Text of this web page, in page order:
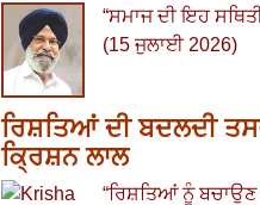
“ਸਮਾਜ ਦੀ ਇਹ
(15 ਜੁਲਾਈ 2026)
ਰਿਸ਼ਤਿਆਂ ਦੀ ਬਦਲਦੀ
ਕ੍ਰਿਸ਼ਨ ਲਾਲ
“ਰਿਸ਼ਤਿਆਂ ਨੂੰ